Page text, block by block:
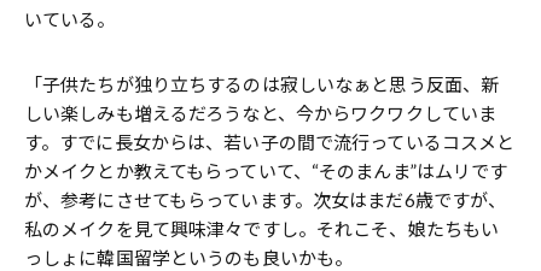
いている。
「子供たちが独り立ちするのは寂しいなぁと思う反面、新
しい楽しみも増えるだろうなと、今からワクワクしていま
す。すでに長女からは、若い子の間で流行っているコスメと
かメイクとか教えてもらっていて、“そのまんま”はムリです
が、参考にさせてもらっています。次女はまだ6歳ですが、
私のメイクを見て興味津々ですし。それこそ、娘たちもい
っしょに韓国留学というのも良いかも。